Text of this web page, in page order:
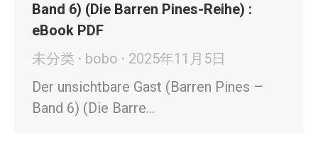
Band 6) (Die Barren Pines-Reihe) :
eBook PDF
未分类
bobo
2025年11月5日
Der unsichtbare Gast (Barren Pines –
Band 6) (Die Barre…